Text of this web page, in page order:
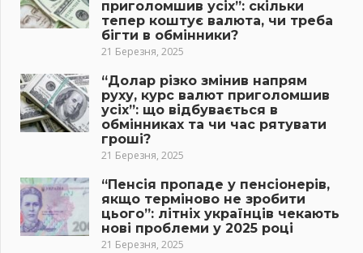
приголомшив усіх”: скільки
тепер коштує валюта, чи треба
бігти в обмінники?
21 Березня, 2025
“Долар різко змінив напрям
руху, курс валют приголомшив
усіх”: що відбувається в
обмінниках та чи час рятувати
гроші?
21 Березня, 2025
“Пенсія пропаде у пенсіонерів,
якщо терміново не зробити
цього”: літніх українців чекають
нові проблеми у 2025 році
21 Березня, 2025